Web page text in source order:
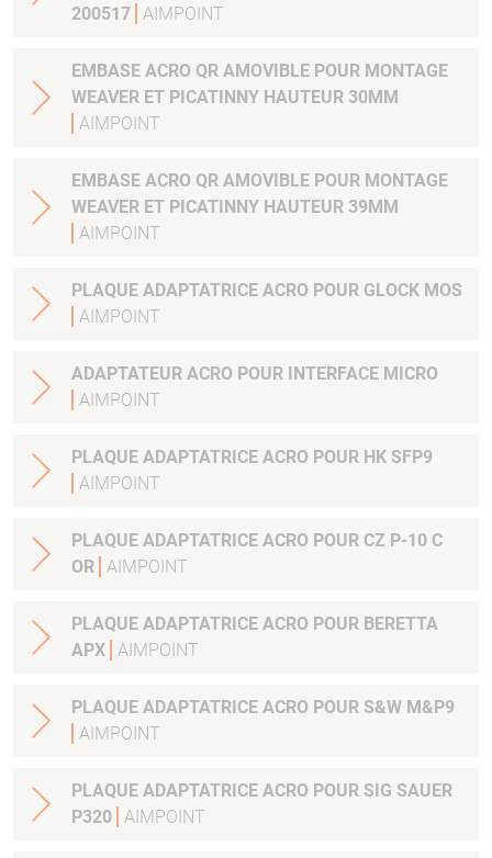
200517 AIMPOINT
EMBASE ACRO QR AMOVIBLE POUR MONTAGE
WEAVER ET PICATINNY HAUTEUR 30MM
AIMPOINT
EMBASE ACRO QR AMOVIBLE POUR MONTAGE
WEAVER ET PICATINNY HAUTEUR 39MM
AIMPOINT
PLAQUE ADAPTATRICE ACRO POUR GLOCK MOS
AIMPOINT
ADAPTATEUR ACRO POUR INTERFACE MICRO
AIMPOINT
PLAQUE ADAPTATRICE ACRO POUR HK SFP9
AIMPOINT
PLAQUE ADAPTATRICE ACRO POUR CZ P-10 C
OR AIMPOINT
PLAQUE ADAPTATRICE ACRO POUR BERETTA
APX AIMPOINT
PLAQUE ADAPTATRICE ACRO POUR S&W M&P9
AIMPOINT
PLAQUE ADAPTATRICE ACRO POUR SIG SAUER
P320 AIMPOINT